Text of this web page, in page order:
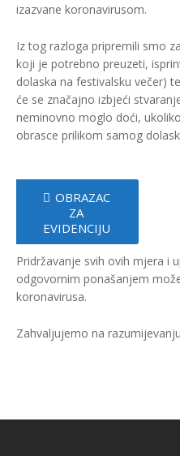
izazvane koronavirusom.
Iz tog razloga pripremili smo
koji je potrebno preuzeti,
dolaska na festivalsku večer)
će se značajno izbjeći
neminovno moglo doći,
obrasce prilikom samog
OBRAZAC
ZA
EVIDENCIJU
Pridržavanje svih ovih mjera i
odgovornim ponašanjem
koronavirusa.
Zahvaljujemo na